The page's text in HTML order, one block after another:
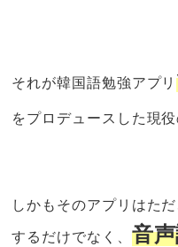
それが韓国語勉強アプリ
をプロデュースした現
しかもそのアプリはた
するだけでなく、 音